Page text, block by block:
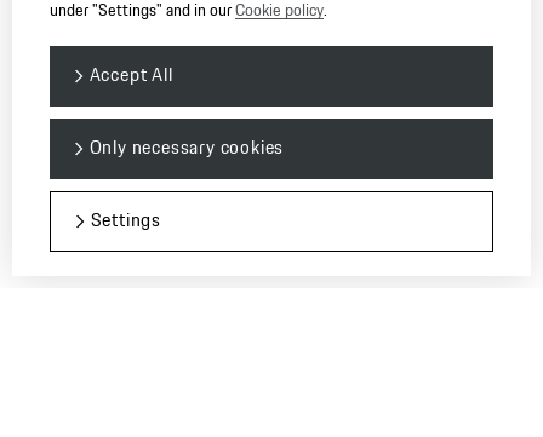
under "Settings" and in ourCookie policy.
Only necessary cookies
Accept All
Settings